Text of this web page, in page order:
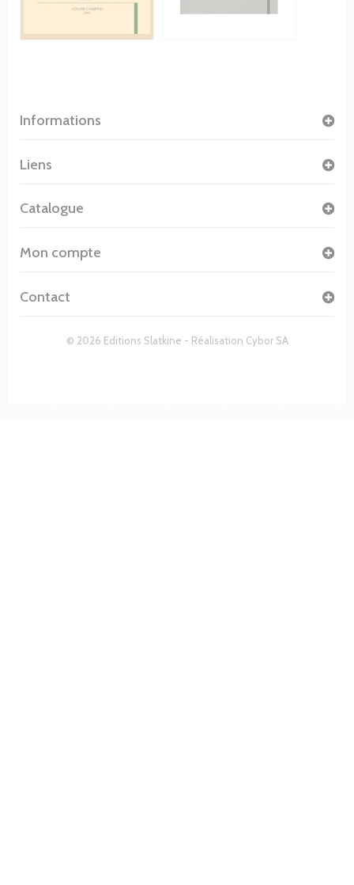
Informations
© 2026 Editions Slatkine - Réalisation Cybor SA
Liens
Catalogue
Mon compte
Contact